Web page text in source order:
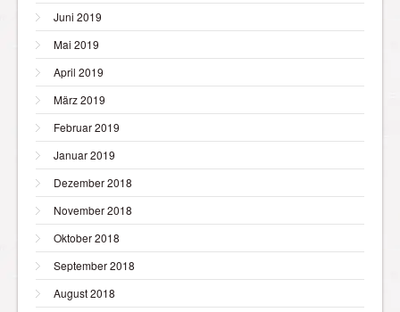
Juni 2019
Mai 2019
April 2019
März 2019
Februar 2019
Januar 2019
Dezember 2018
November 2018
Oktober 2018
September 2018
August 2018